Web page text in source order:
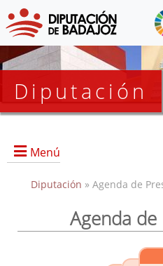
Diputación
Menú
Presidencia
Diputación » Agenda de
Agenda de